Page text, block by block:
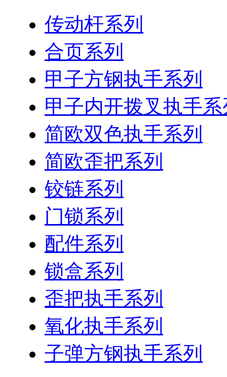
传动杆系列
合页系列
甲子方钢执手系列
甲子内开拨叉执手系
简欧双色执手系列
简欧歪把系列
铰链系列
门锁系列
配件系列
锁盒系列
歪把执手系列
氧化执手系列
子弹方钢执手系列